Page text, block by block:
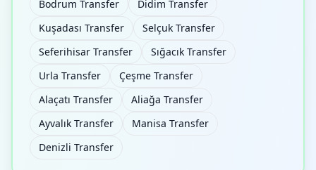
Bodrum Transfer
Didim Transfer
Kuşadası Transfer
Selçuk Transfer
Seferihisar Transfer
Sığacık Transfer
Urla Transfer
Çeşme Transfer
Alaçatı Transfer
Aliağa Transfer
Ayvalık Transfer
Manisa Transfer
Denizli Transfer